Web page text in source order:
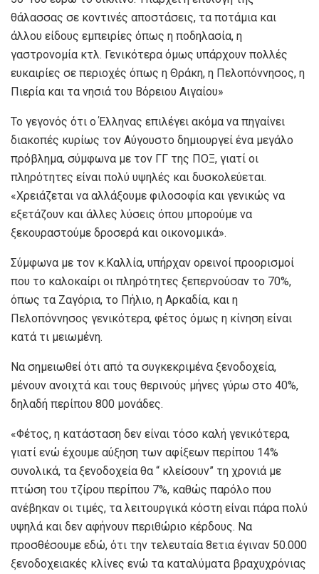
θάλασσας σε κοντινές αποστάσεις, τα ποτάμια και
άλλου είδους εμπειρίες όπως η ποδηλασία, η
γαστρονομία κτλ. Γενικότερα όμως υπάρχουν πολλές
ευκαιρίες σε περιοχές όπως η Θράκη, η Πελοπόννησος, η
Πιερία και τα νησιά του Βόρειου Αιγαίου»
Το γεγονός ότι ο Έλληνας επιλέγει ακόμα να πηγαίνει
διακοπές κυρίως τον Αύγουστο δημιουργεί ένα μεγάλο
πρόβλημα, σύμφωνα με τον ΓΓ της ΠΟΞ, γιατί οι
πληρότητες είναι πολύ υψηλές και δυσκολεύεται.
«Χρειάζεται να αλλάξουμε φιλοσοφία και γενικώς να
εξετάζουν και άλλες λύσεις όπου μπορούμε να
ξεκουραστούμε δροσερά και οικονομικά».
Σύμφωνα με τον κ.Καλλία, υπήρχαν ορεινοί προορισμοί
που το καλοκαίρι οι πληρότητες ξεπερνούσαν το 70%,
όπως τα Ζαγόρια, το Πήλιο, η Αρκαδία, και η
Πελοπόννησος γενικότερα, φέτος όμως η κίνηση είναι
κατά τι μειωμένη.
Να σημειωθεί ότι από τα συγκεκριμένα ξενοδοχεία,
μένουν ανοιχτά και τους θερινούς μήνες γύρω στο 40%,
δηλαδή περίπου 800 μονάδες.
«Φέτος, η κατάσταση δεν είναι τόσο καλή γενικότερα,
γιατί ενώ έχουμε αύξηση των αφίξεων περίπου 14%
συνολικά, τα ξενοδοχεία θα “ κλείσουν” τη χρονιά με
πτώση του τζίρου περίπου 7%, καθώς παρόλο που
ανέβηκαν οι τιμές, τα λειτουργικά κόστη είναι πάρα πολύ
υψηλά και δεν αφήνουν περιθώριο κέρδους. Να
προσθέσουμε εδώ, ότι την τελευταία 8ετια έγιναν 50.000
ξενοδοχειακές κλίνες ενώ τα καταλύματα βραχυχρόνιας